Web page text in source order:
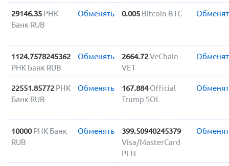
29146.35 РНК
Банк RUB
Обменять 0.005 Bitcoin BTC
1124.7578245362
РНК Банк RUB
Обменять 2664.72VeChain
VET
22551.85772 РНК
Банк RUB
Обменять 167.884 Official
Trump SOL
10000 РНК Банк
RUB
Обменять
399.50940245379
Visa/MasterCard
PLN